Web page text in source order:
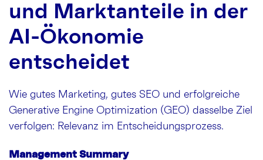
und Marktanteile in der
AI-Ökonomie
entscheidet
Wie gutes Marketing, gutes SEO und erfolgreiche
Generative Engine Optimization (GEO) dasselbe Ziel
verfolgen: Relevanz im Entscheidungsprozess.
Management Summary